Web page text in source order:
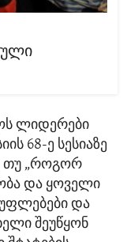
ლიდერები
68-ე სესიაზე
თუ „როგორ
და ყოველი
და
შეუწყონ